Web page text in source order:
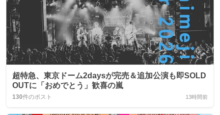
超特急、東京ドーム2daysが完売＆追加公演も即SOLD
OUTに「おめでとう」歓喜の嵐
130件のポスト 13時間前